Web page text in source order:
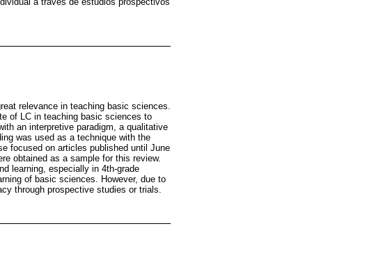
relevance in teaching basic sciences.
of LC in teaching basic sciences to
an interpretive paradigm, a qualitative
was used as a technique with the
focused on articles published until June
obtained as a sample for this review.
learning, especially in 4th-grade
of basic sciences. However, due to
through prospective studies or trials.